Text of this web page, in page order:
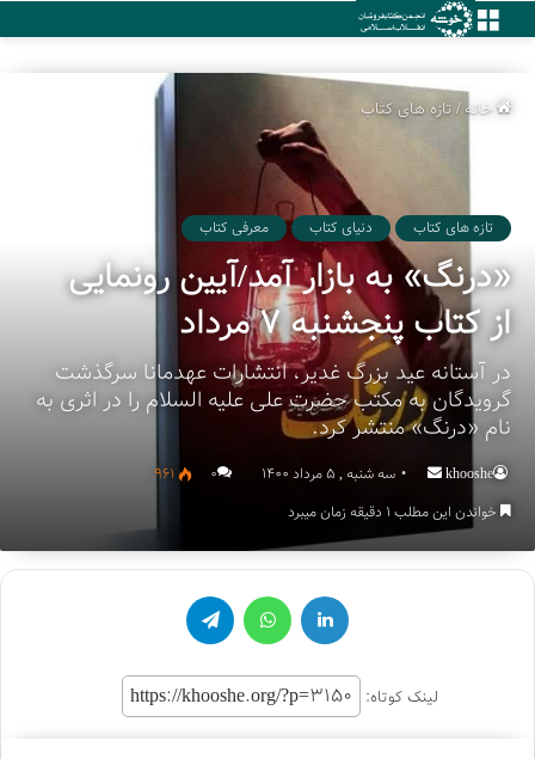
منو
خانه/تازه های کتاب
تازه های کتاب دنیای کتاب معرفی کتاب
«درنگ» به بازار آمد/آیین رونمایی
از کتاب پنجشنبه ۷ مرداد
در آستانه عید بزرگ غدیر، انتشارات عهدمانا سرگذشت
گرویدگان به مکتب حضرت علی علیه السلام را در اثری به
نام «درنگ» منتشر کرد.
khooshe
Send
an
email
سه شنبه , 5 مرداد 1400 ۰
961
خواندن این مطلب 1 دقیقه زمان میبرد
لینکدین واتس آپ تلگرام
لینک کوتاه: